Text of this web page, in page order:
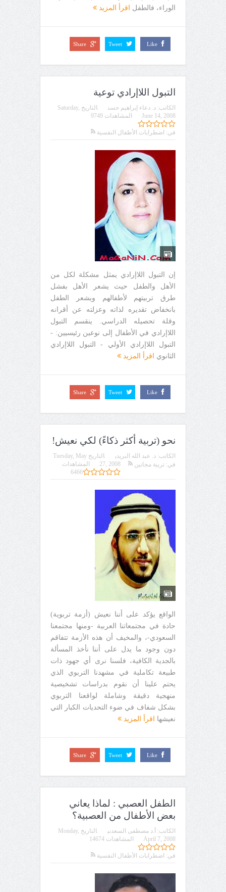
الوراء، فالطفل اقرأ المزيد
Like
Tweet
Share
التبول اللاإرادي توعية
الكاتب: د. دعاء إبراهيم حسن التاريخ Saturday,
June 14, 2008
في: اضطرابات الأطفال النفسية
المشاهدات 9749
إن التبول اللاإرادي يمثل مشكلة لكل من
الأهل والطفل حيث يشعر الأهل بفشل
طرق تربيتهم لأطفالهم ويشعر الطفل
بانخفاض تقديره لذاته وعزلته عن أقرانه
وقلة تحصيله الدراسي. ينقسم التبول
اللاإرادي في الأطفال إلى نوعين رئيسيين: -
التبول اللاإرادي الأولي - التبول اللاإرادي
الثانوي
اقرأ المزيد
Like
Tweet
Share
نحو (تربية أكثر ذكاءً) لكي نعيش!
الكاتب: د. عبد الله البريدي التاريخ Tuesday, May
27, 2008
في: تربية مجانين
المشاهدات
6466
الواقع يؤكد على أننا نعيش (أزمة تربوية)
حادة في مجتمعاتنا العربية -ومنها مجتمعنا
السعودي-، والمخيف أن هذه الأزمة تتفاقم
دون وجود ما يدل على أننا نأخذ المسألة
بالجدية الكافية، فلسنا نرى أي جهود ذات
طبيعة تكاملية في مشهدنا التربوي الذي
يحتم علينا أن نقوم بدراسات تشخيصية
منهجية دقيقة وشاملة لواقعنا التربوي
بشكل شفاف في ضوء التحديات الكبار التي
نعيشها
اقرأ المزيد
Like
Tweet
Share
الطفل العصبي : لماذا يعاني
بعض الأطفال من العصبية؟
الكاتب: أ.د مصطفى السعدني التاريخ Monday,
April 7, 2008
في: اضطرابات الأطفال النفسية
المشاهدات 14674